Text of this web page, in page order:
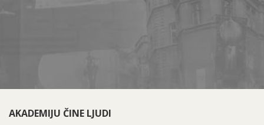
AKADEMIJU ČINE LJUDI